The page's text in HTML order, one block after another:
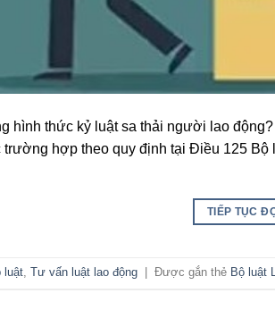
hình thức kỷ luật sa thải người lao
trường hợp theo quy định tại Điều 125
TIẾP TỤC
luật, Tư vấn luật lao động Được gắn thẻ Bộ luật